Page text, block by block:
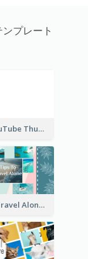
プレート
Blank YouTube Thumbnail
Tips To Travel Alone YouTube Thumbnail